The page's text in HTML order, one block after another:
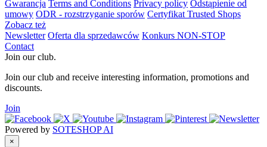
Gwarancja Terms and Conditions Privacy policy Odstąpienie od
umowy ODR - rozstrzyganie sporów Certyfikat Trusted Shops
Zobacz też
Newsletter Oferta dla sprzedawców Konkurs NON-STOP
Contact
Join our club.
Join our club and receive interesting information, promotions and
discounts.
Join
Powered by SOTESHOP AI
×